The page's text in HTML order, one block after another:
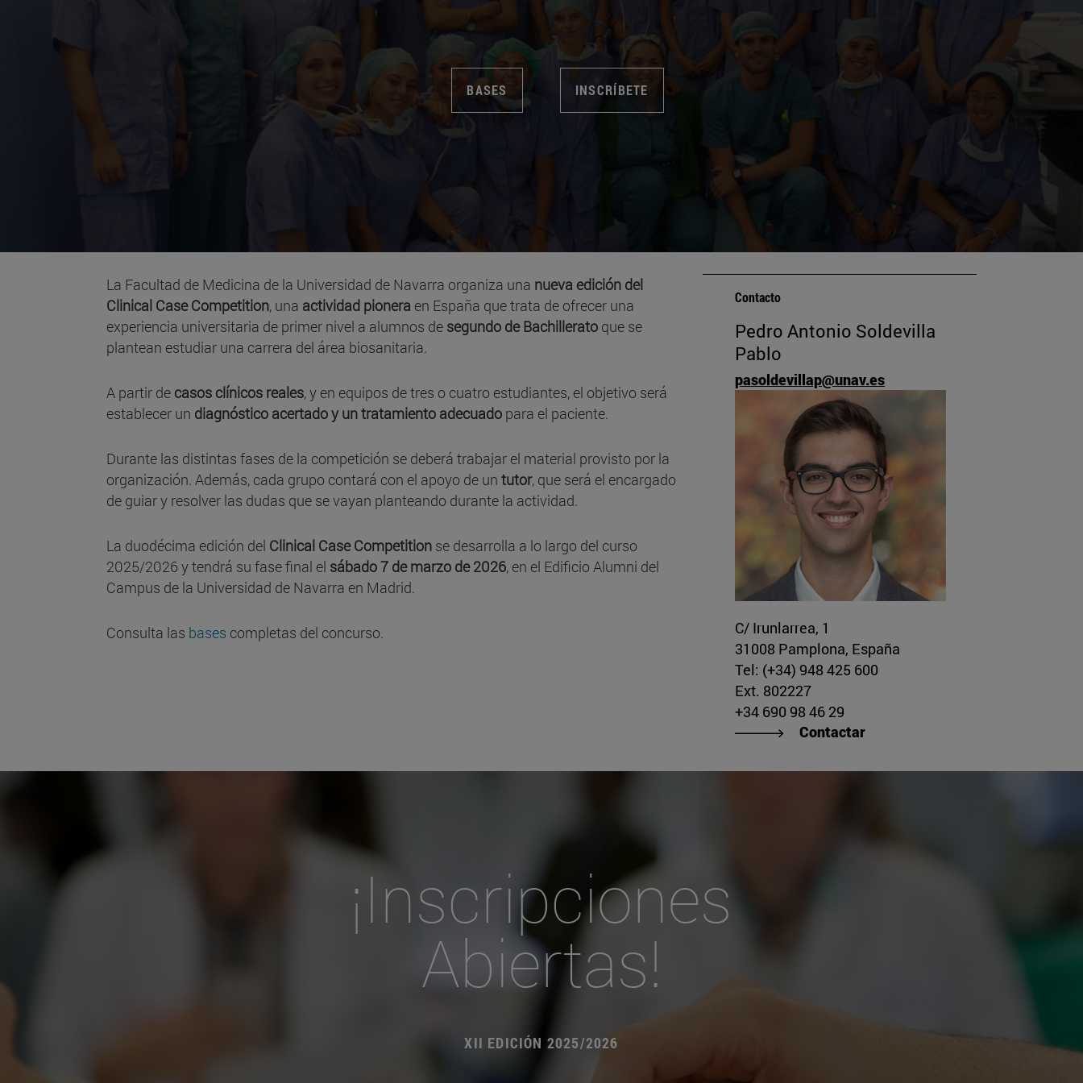
BASES INSCRÍBETE
La Facultad de Medicina de la Universidad de Navarra organiza una nueva edición del
Clinical Case Competition, una actividad pionera en España que trata de ofrecer una
experiencia universitaria de primer nivel a alumnos de segundo de Bachillerato que se
plantean estudiar una carrera del área biosanitaria.
A partir de casos clínicos reales, y en equipos de tres o cuatro estudiantes, el objetivo será
establecer un diagnóstico acertado y un tratamiento adecuado para el paciente.
Durante las distintas fases de la competición se deberá trabajar el material provisto por la
organización. Además, cada grupo contará con el apoyo de un tutor, que será el encargado
de guiar y resolver las dudas que se vayan planteando durante la actividad.
La duodécima edición del Clinical Case Competition se desarrolla a lo largo del curso
2025/2026 y tendrá su fase final el sábado 7 de marzo de 2026, en el Edificio Alumni del
Campus de la Universidad de Navarra en Madrid.
Consulta las bases completas del concurso.
Contacto
Pedro Antonio Soldevilla
Pablo
pasoldevillap@unav.es
C/ Irunlarrea, 1
31008 Pamplona, España
Tel: (+34) 948 425 600
Ext. 802227
+34 690 98 46 29
Contactar
¡Inscripciones
Abiertas!
XII EDICIÓN 2025/2026